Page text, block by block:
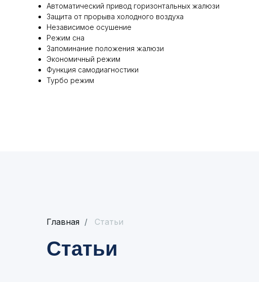
Автоматический привод горизонтальных жалюзи
Защита от прорыва холодного воздуха
Независимое осушение
Режим сна
Запоминание положения жалюзи
Экономичный режим
Функция самодиагностики
Турбо режим
Главная / Статьи
Статьи